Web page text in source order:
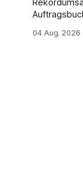
sich die
04 Aug. 2026